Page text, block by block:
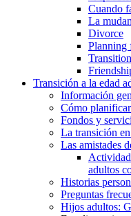
Cuando
La
Divorce
Planning
Transición a la edad
Información
Cómo
Fondos y
La transición
Las amistades
adultos
Historias
Preguntas
Hijos adultos: